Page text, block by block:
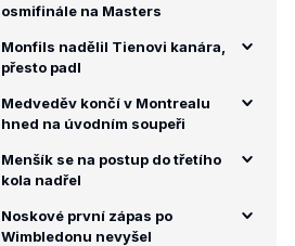
osmifinále na Masters
Monfils nadělil Tienovi kanára,
přesto padl
Medveděv končí v Montrealu
hned na úvodním soupeři
Menšík se na postup do třetího
kola nadřel
Noskové první zápas po
Wimbledonu nevyšel